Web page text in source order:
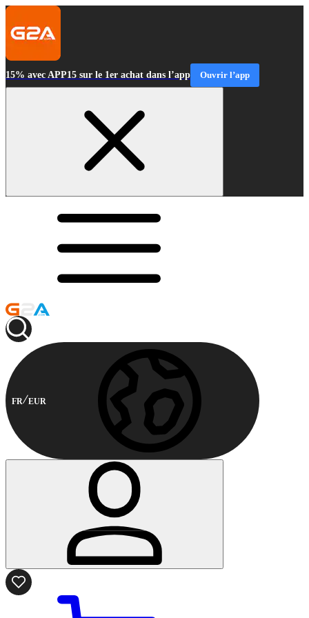
15% avec APP15 sur le 1er achat dans l’app Ouvrir l’app
FR EUR